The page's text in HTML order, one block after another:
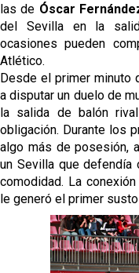
las de Óscar
del Sevilla en la
ocasiones pueden
Atlético.
Desde el primer minuto
a disputar un duelo de
la salida de balón
obligación. Durante los
algo más de posesión,
un Sevilla que defendía
comodidad. La
le generó el primer